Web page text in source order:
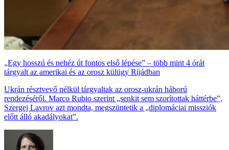
„Egy hosszú és nehéz út fontos első lépése” – több mint 4 órát
tárgyalt az amerikai és az orosz külügy Rijádban
Ukrán résztvevő nélkül tárgyaltak az orosz-ukrán háború
rendezéséről. Marco Rubio szerint „senkit sem szorítottak háttérbe”,
Szergej Lavrov azt mondta, megszüntetik a „diplomáciai missziók
előtt álló akadályokat”.